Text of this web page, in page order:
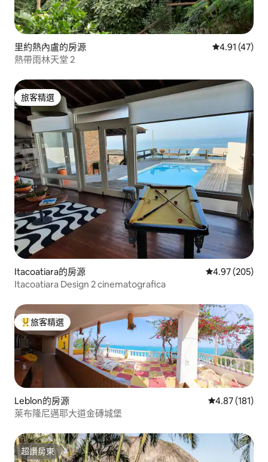
里約熱內盧的房源 從 47 則評價
4.91 (47)
熱帶雨林天堂 2
旅客精選
旅客精選
Itacoatiara的房源 從 205 則評價
4.97 (205)
Itacoatiara Design 2 cinematografica
旅客精選榜首
旅客精選
Leblon的房源 從 181 則評價
4.87 (181)
萊布隆尼邁耶大道金磚城堡
超讚房東
超讚房東